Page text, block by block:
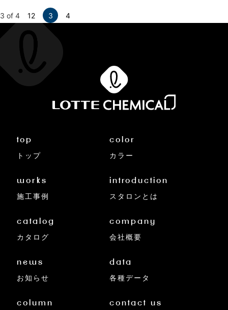
3 of 4 12 3 4
top
トップ
color
カラー
works
施工事例
introduction
スタロンとは
catalog
カタログ
company
会社概要
news
お知らせ
data
各種データ
column contact us